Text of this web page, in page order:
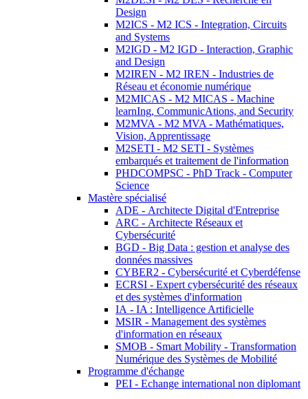
Design
M2ICS - M2 ICS - Integration, Circuits
and Systems
M2IGD - M2 IGD - Interaction, Graphic
and Design
M2IREN - M2 IREN - Industries de
Réseau et économie numérique
M2MICAS - M2 MICAS - Machine
learnIng, CommunicAtions, and Security
M2MVA - M2 MVA - Mathématiques,
Vision, Apprentissage
M2SETI - M2 SETI - Systèmes
embarqués et traitement de l'information
PHDCOMPSC - PhD Track - Computer
Science
Mastère spécialisé
ADE - Architecte Digital d'Entreprise
ARC - Architecte Réseaux et
Cybersécurité
BGD - Big Data : gestion et analyse des
données massives
CYBER2 - Cybersécurité et Cyberdéfense
ECRSI - Expert cybersécurité des réseaux
et des systèmes d'information
IA - IA : Intelligence Artificielle
MSIR - Management des systèmes
d'information en réseaux
SMOB - Smart Mobility - Transformation
Numérique des Systèmes de Mobilité
Programme d'échange
PEI - Echange international non diplomant